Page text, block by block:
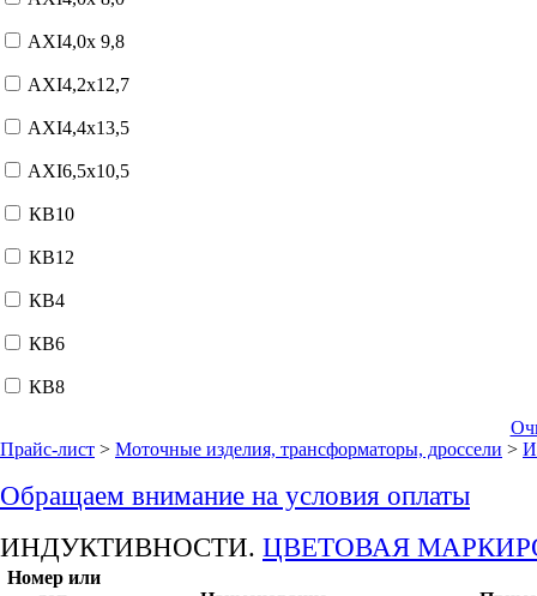
AXI4,0x 9,8
AXI4,2x12,7
AXI4,4x13,5
AXI6,5x10,5
КВ10
КВ12
КВ4
КВ6
КВ8
Прайс-лист > Моточные изделия, трансформаторы, дроссели >
Обращаем внимание на условия оплаты
ИНДУКТИВНОСТИ. ЦВЕТОВАЯ
Номер или